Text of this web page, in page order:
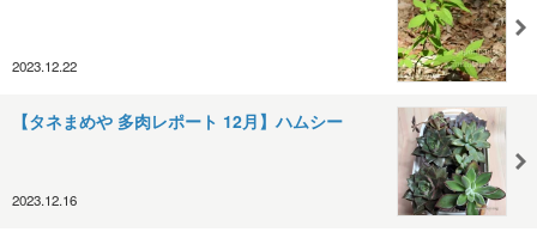
2023.12.22
【タネまめや 多肉レポート 12月】ハムシー
2023.12.16